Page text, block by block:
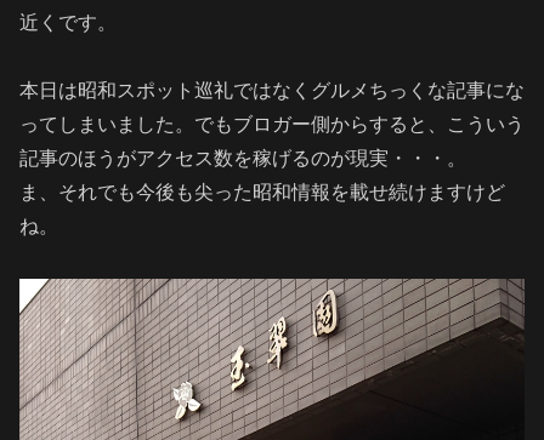
近くです。
本日は昭和スポット巡礼ではなくグルメちっくな記事にな
ってしまいました。でもブロガー側からすると、こういう
記事のほうがアクセス数を稼げるのが現実・・・。
ま、それでも今後も尖った昭和情報を載せ続けますけど
ね。